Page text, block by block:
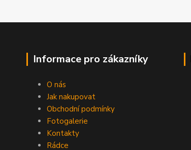
Informace pro zákazníky
O nás
Jak nakupovat
Obchodní podmínky
Fotogalerie
Kontakty
Rádce